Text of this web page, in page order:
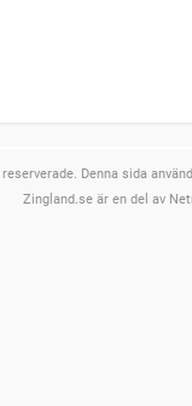
Denna sida
Zingland.se är en del av